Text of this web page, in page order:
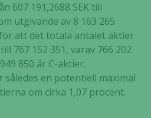
607 191,2688 SEK till
utgivande av 8 163 265
att det totala antalet aktier
767 152 351, varav 766 202
850 är C-aktier.
en potentiell maximal
om cirka 1,07 procent.